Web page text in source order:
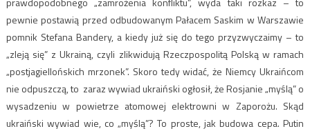
pewnie postawią przed odbudowanym Pałacem Saskim w Warszawie
pomnik Stefana Bandery, a kiedy już się do tego przyzwyczaimy – to
„zleją się” z Ukrainą, czyli zlikwidują Rzeczpospolitą Polską w ramach
„postjagiellońskich mrzonek”. Skoro tedy widać, że Niemcy Ukraińcom
nie odpuszczą, to zaraz wywiad ukraiński ogłosił, że Rosjanie „myślą” o
wysadzeniu w powietrze atomowej elektrowni w Zaporożu. Skąd
ukraiński wywiad wie, co „myślą”? To proste, jak budowa cepa. Putin